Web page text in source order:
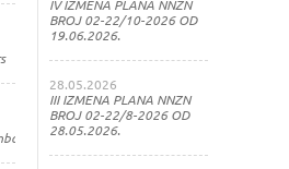
IV IZMENA PLANA NNZN
BROJ 02-22/10-2026 OD
19.06.2026.
28.05.2026
III IZMENA PLANA NNZN
BROJ 02-22/8-2026 OD
28.05.2026.